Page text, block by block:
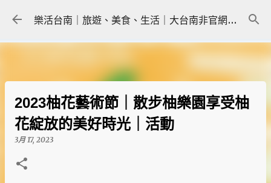
跳到主要內容 樂活台南｜旅遊、美食、生活｜大台南非官網｜tainanlohas.cc
2023柚花藝術節｜散步柚樂園享受柚
花綻放的美好時光｜活動
3月 17, 2023